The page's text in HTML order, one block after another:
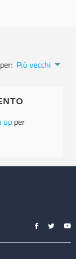
Più vecchi
up per